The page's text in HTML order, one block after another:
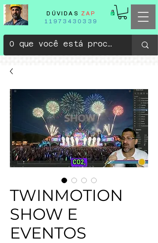
DÚVIDAS ZAP
11973430339
TWINMOTION
SHOW E
EVENTOS